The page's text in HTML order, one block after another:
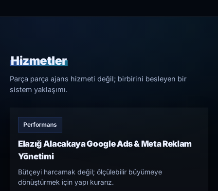
Hizmetler
Parça parça ajans hizmeti değil; birbirini besleyen bir
sistem yaklaşımı.
Performans
Elazığ Alacakaya Google Ads & Meta Reklam
Yönetimi
Bütçeyi harcamak değil; ölçülebilir büyümeye
dönüştürmek için yapı kurarız.